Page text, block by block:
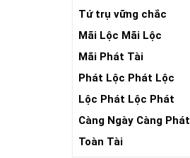
Tứ trụ vững chắc
Mãi Lộc Mãi Lộc
Mãi Phát Tài
Phát Lộc Phát Lộc
Lộc Phát Lộc Phát
Càng Ngày Càng Phát
Toàn Tài